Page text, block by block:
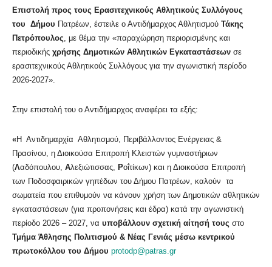
Επιστολή προς τους Ερασιτεχνικούς Αθλητικούς Συλλόγους
του Δήμου Πατρέων, έστειλε ο Αντιδήμαρχος Αθλητισμού Τάκης
Πετρόπουλος, με θέμα την «παραχώρηση περιορισμένης και
περιοδικής χρήσης Δημοτικών Αθλητικών Εγκαταστάσεων σε
ερασιτεχνικούς Αθλητικούς Συλλόγους για την αγωνιστική περίοδο
2026-2027».
Στην επιστολή του ο Αντιδήμαρχος αναφέρει τα εξής:
«Η Αντιδημαρχία Αθλητισμού, Περιβάλλοντος Ενέργειας &
Πρασίνου, η Διοικούσα Επιτροπή Κλειστών γυμναστήριων
(Λαδόπουλου, Αλεξιώτισσας, Ροΐτίκων) και η Διοικούσα Επιτροπή
των Ποδοσφαιρικών γηπέδων του Δήμου Πατρέων, καλούν τα
σωματεία που επιθυμούν να κάνουν χρήση των Δημοτικών αθλητικών
εγκαταστάσεων (για προπονήσεις και έδρα) κατά την αγωνιστική
περίοδο 2026 – 2027, να υποβάλλουν σχετική αίτησή τους στο
Τμήμα Άθλησης Πολιτισμού & Νέας Γενιάς μέσω κεντρικού
πρωτοκόλλου του Δήμου protodp@patras.gr